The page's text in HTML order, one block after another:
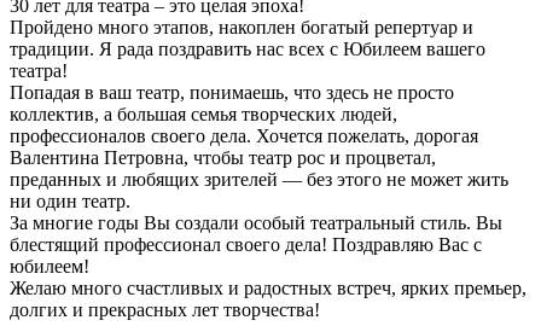
30 лет для театра – это целая эпоха!
Пройдено много этапов, накоплен богатый репертуар и
традиции. Я рада поздравить нас всех с Юбилеем вашего
театра!
Попадая в ваш театр, понимаешь, что здесь не просто
коллектив, а большая семья творческих людей,
профессионалов своего дела. Хочется пожелать, дорогая
Валентина Петровна, чтобы театр рос и процветал,
преданных и любящих зрителей — без этого не может жить
ни один театр.
За многие годы Вы создали особый театральный стиль. Вы
блестящий профессионал своего дела! Поздравляю Вас с
юбилеем!
Желаю много счастливых и радостных встреч, ярких премьер,
долгих и прекрасных лет творчества!